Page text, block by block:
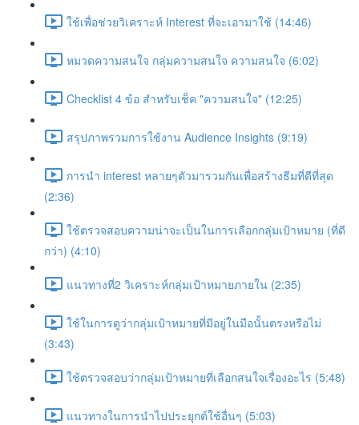
ใช้เพื่อช่วยวิเคราะห์ Interest ที่จะเอามาใช้ (14:46)
หมวดความสนใจ กลุ่มความสนใจ ความสนใจ (6:02)
Checklist 4 ข้อ สำหรับเช็ค "ความสนใจ" (12:25)
สรุปภาพรวมการใช้งาน Audience Insights (9:19)
การนำ interest หลายๆตัวมารวมกันเพื่อสร้างธีมที่ดีที่สุด
(2:36)
ใช้ตรวจสอบความน่าจะเป็นในการเลือกกลุ่มเป้าหมาย (ที่ดี
กว่า) (4:10)
แนวทางที่2 วิเคราะห์กลุ่มเป้าหมายภายใน (2:35)
ใช้ในการดูว่ากลุ่มเป้าหมายที่มีอยู่ในมือนั้นตรงหรือไม่
(3:43)
ใช้ตรวจสอบว่ากลุ่มเป้าหมายที่เลือกสนใจเรื่องอะไร (5:48)
แนวทางในการนำไปประยุกต์ใช้อื่นๆ (5:03)